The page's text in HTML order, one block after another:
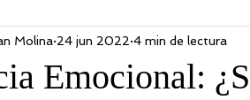
Terapia Novedades
Emocional:
Molina 24 jun 2022 4 min de lectura